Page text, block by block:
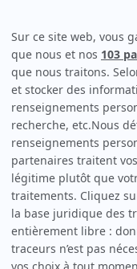
Histoires
Histoires
d'amontillado
Histoires
Canterville
Histoires
Histoires
Histoires
réconcilié
Hold up
Hommes en